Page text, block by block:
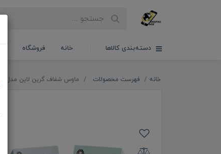
دسته‌بندی کالاها خانه فروشگاه
خانه فهرست محصولات ماوس شفاف گرین لاین مدل GNTRAMOUS2 Transparent 2